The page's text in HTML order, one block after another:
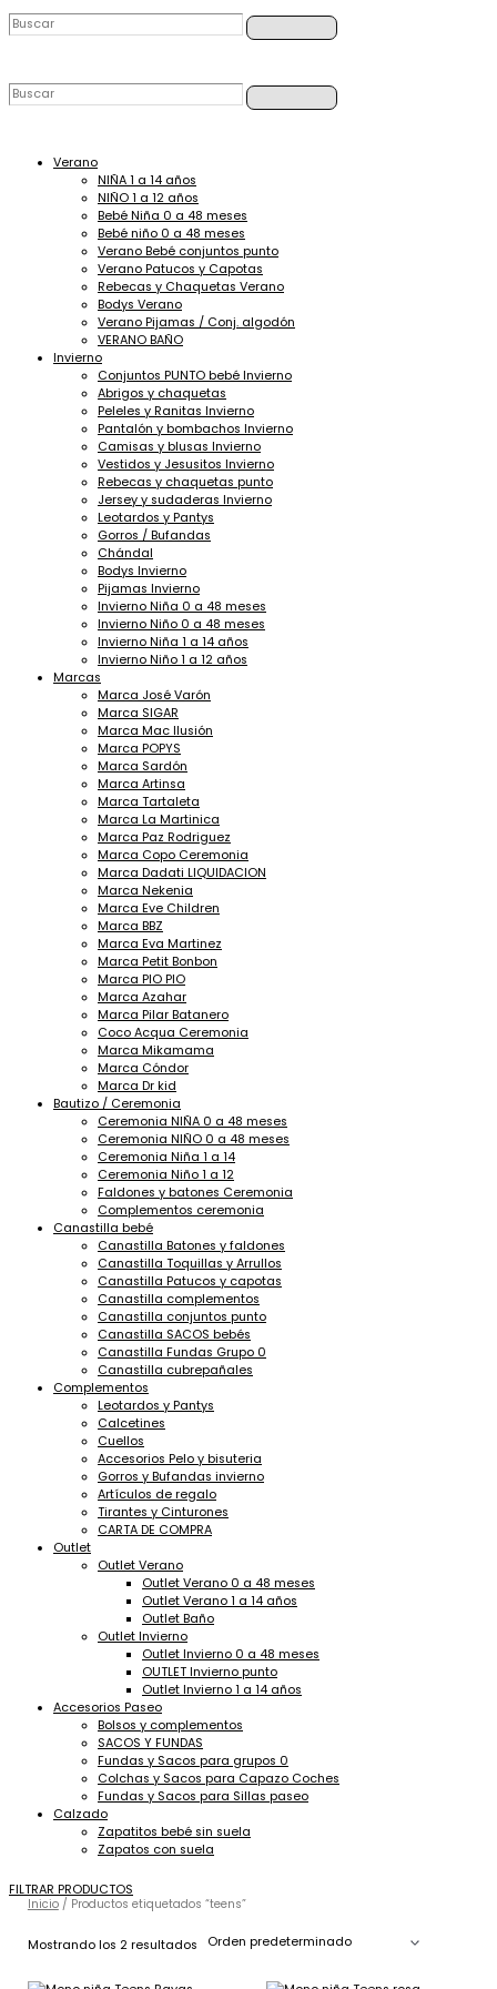
al
Verano
NIÑA 1 a 14 años
NIÑO 1 a 12 años
Bebé Niña 0 a 48 meses
Bebé niño 0 a 48 meses
Verano Bebé conjuntos punto
Verano Patucos y Capotas
Rebecas y Chaquetas Verano
Bodys Verano
Verano Pijamas / Conj. algodón
VERANO BAÑO
Invierno
Conjuntos PUNTO bebé Invierno
Abrigos y chaquetas
Peleles y Ranitas Invierno
Pantalón y bombachos Invierno
Camisas y blusas Invierno
Vestidos y Jesusitos Invierno
Rebecas y chaquetas punto
Jersey y sudaderas Invierno
Leotardos y Pantys
Gorros / Bufandas
Chándal
Bodys Invierno
Pijamas Invierno
Invierno Niña 0 a 48 meses
Invierno Niño 0 a 48 meses
Invierno Niña 1 a 14 años
Invierno Niño 1 a 12 años
Marcas
Marca José Varón
Marca SIGAR
Marca Mac Ilusión
Marca POPYS
Marca Sardón
Marca Artinsa
Marca Tartaleta
Marca La Martinica
Marca Paz Rodriguez
Marca Copo Ceremonia
Marca Dadati LIQUIDACION
Marca Nekenia
Marca Eve Children
Marca BBZ
Marca Eva Martinez
Marca Petit Bonbon
Marca PIO PIO
Marca Azahar
Marca Pilar Batanero
Coco Acqua Ceremonia
Marca Mikamama
Marca Cóndor
Marca Dr kid
Bautizo / Ceremonia
Ceremonia NIÑA 0 a 48 meses
Ceremonia NIÑO 0 a 48 meses
Ceremonia Niña 1 a 14
Ceremonia Niño 1 a 12
Faldones y batones Ceremonia
Complementos ceremonia
Canastilla bebé
Canastilla Batones y faldones
Canastilla Toquillas y Arrullos
Canastilla Patucos y capotas
Canastilla complementos
Canastilla conjuntos punto
Canastilla SACOS bebés
Canastilla Fundas Grupo 0
Canastilla cubrepañales
Complementos
Leotardos y Pantys
Calcetines
Cuellos
Accesorios Pelo y bisuteria
Gorros y Bufandas invierno
Artículos de regalo
Tirantes y Cinturones
CARTA DE COMPRA
Outlet
Outlet Verano
Outlet Verano 0 a 48 meses
Outlet Verano 1 a 14 años
Outlet Baño
Outlet Invierno
Outlet Invierno 0 a 48 meses
OUTLET Invierno punto
Outlet Invierno 1 a 14 años
Accesorios Paseo
Bolsos y complementos
SACOS Y FUNDAS
Fundas y Sacos para grupos 0
Colchas y Sacos para Capazo Coches
Fundas y Sacos para Sillas paseo
Calzado
Zapatitos bebé sin suela
Zapatos con suela
FILTRAR PRODUCTOS
Inicio/ Productos etiquetados “teens”
Mostrando los 2 resultados